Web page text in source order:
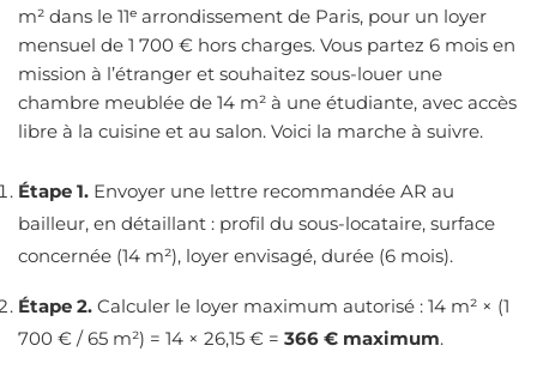
m² dans le 11ᵉ arrondissement de Paris, pour un loyer
mensuel de 1 700 € hors charges. Vous partez 6 mois en
mission à l’étranger et souhaitez sous-louer une
chambre meublée de 14 m² à une étudiante, avec accès
libre à la cuisine et au salon. Voici la marche à suivre.
Étape 1. Envoyer une lettre recommandée AR au
bailleur, en détaillant : profil du sous-locataire, surface
concernée (14 m²), loyer envisagé, durée (6 mois).
Étape 2. Calculer le loyer maximum autorisé : 14 m² × (1
700 € / 65 m²) = 14 × 26,15 € = 366 € maximum.